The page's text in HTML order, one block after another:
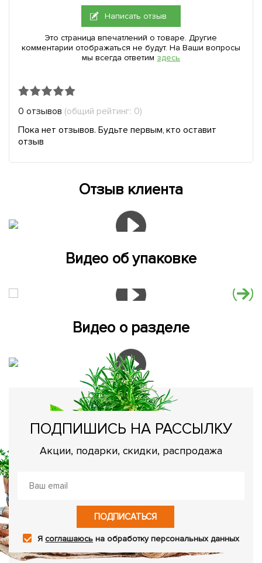
Написать отзыв
Это страница впечатлений о товаре. Другие
комментарии отображаться не будут. На Ваши вопросы
мы всегда ответим здесь
0 отзывов (общий рейтинг: 0)
Пока нет отзывов. Будьте первым, кто оставит
отзыв
Отзыв клиента
Видео об упаковке
Видео о разделе
ПОДПИШИСЬ НА РАССЫЛКУ
Акции, подарки, скидки, распродажа
ПОДПИСАТЬСЯ
Ясоглашаюсь на обработку персональных данных